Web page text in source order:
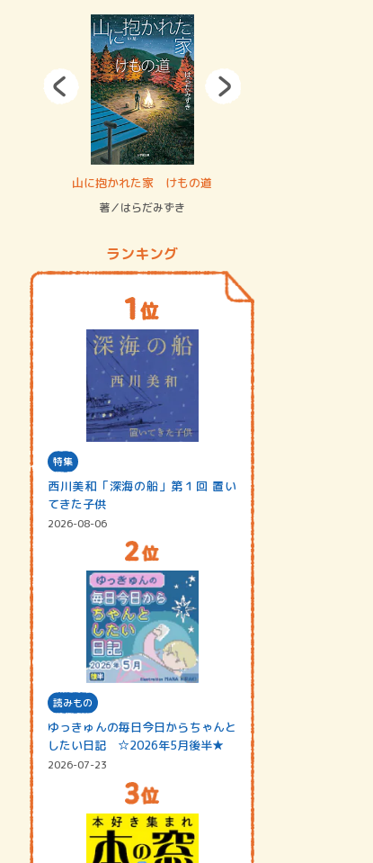
山に抱かれた家 けもの道
著／はらだみずき
ランキング
特集
西川美和「深海の船」第１回 置い
てきた子供
2026-08-06
読みもの
ゆっきゅんの毎日今日からちゃんと
したい日記 ☆2026年5月後半★
2026-07-23